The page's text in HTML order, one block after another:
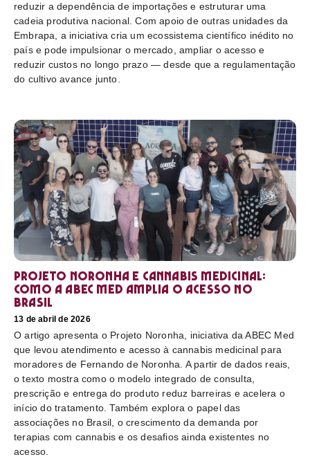
reduzir a dependência de importações e estruturar uma
cadeia produtiva nacional. Com apoio de outras unidades da
Embrapa, a iniciativa cria um ecossistema científico inédito no
país e pode impulsionar o mercado, ampliar o acesso e
reduzir custos no longo prazo — desde que a regulamentação
do cultivo avance junto.
Projeto Noronha e cannabis medicinal:
como a ABEC Med amplia o acesso no
Brasil
13 de abril de 2026
O artigo apresenta o Projeto Noronha, iniciativa da ABEC Med
que levou atendimento e acesso à cannabis medicinal para
moradores de Fernando de Noronha. A partir de dados reais,
o texto mostra como o modelo integrado de consulta,
prescrição e entrega do produto reduz barreiras e acelera o
início do tratamento. Também explora o papel das
associações no Brasil, o crescimento da demanda por
terapias com cannabis e os desafios ainda existentes no
acesso.